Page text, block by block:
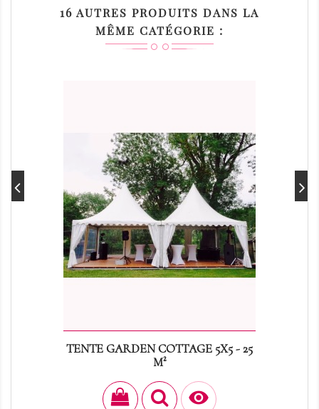
16 AUTRES PRODUITS DANS LA
MÊME CATÉGORIE :
TENTE GARDEN COTTAGE 5X5 - 25
M²
Prix
0,00 €
